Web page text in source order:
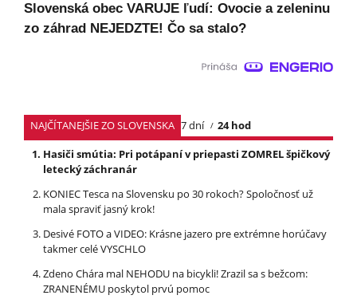
Slovenská obec VARUJE ľudí: Ovocie a zeleninu
zo záhrad NEJEDZTE! Čo sa stalo?
NAJČÍTANEJŠIE ZO SLOVENSKA 7 dní
24 hod
Hasiči smútia: Pri potápaní v priepasti ZOMREL špičkový
letecký záchranár
KONIEC Tesca na Slovensku po 30 rokoch? Spoločnosť už
mala spraviť jasný krok!
Desivé FOTO a VIDEO: Krásne jazero pre extrémne horúčavy
takmer celé VYSCHLO
Zdeno Chára mal NEHODU na bicykli! Zrazil sa s bežcom:
ZRANENÉMU poskytol prvú pomoc